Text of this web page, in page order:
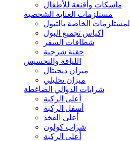
ماسكات وأقنعة للأطفال
مستلزمات العناية الشخصية
المستلزمات الخاصة بالتبول
أكياس تجميع البول
شطافات السفر
حقنة شرجية
اللياقة والتخسيس
ميزان ديجيتال
ميزان تحليلي
شرابات الدوالي الضاغطة
أعلى الركبة
أسفل الركبة
أعلى الفخذ
شراب كولون
أعلى الركبة